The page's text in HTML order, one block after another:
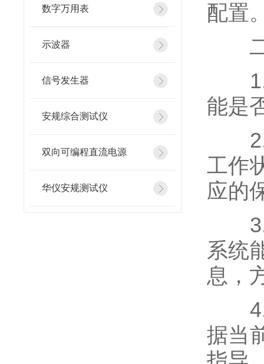
数字万用表
示波器
信号发生器
安规综合测试仪
双向可编程直流电源
华仪安规测试仪
配置
二
1.
能是
2.
工作
应的
3.
系统
息，
4.
据当